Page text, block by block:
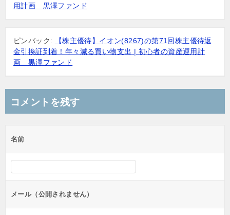
用計画 黒澤ファンド
ピンバック:
【株主優待】イオン(8267)の第71回株主優待返
金引換証到着！年々減る買い物支出 | 初心者の資産運用計
画 黒澤ファンド
コメントを残す
名前
メール（公開されません）